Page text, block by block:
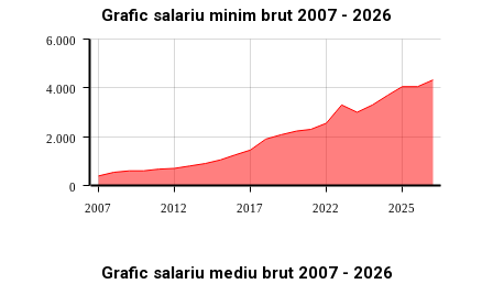
Grafic salariu minim brut 2007 - 2026
2007 2012 2017 2022 2025
0
2.000
4.000
6.000
Grafic salariu mediu brut 2007 - 2026